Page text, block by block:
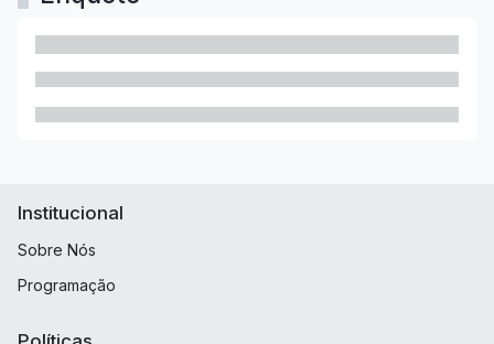
Institucional
Sobre Nós
Programação